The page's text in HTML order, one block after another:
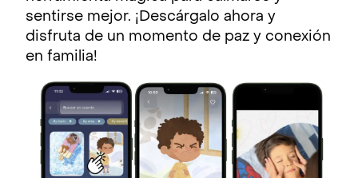
sentirse mejor. ¡Descárgalo ahora y
disfruta de un momento de paz y conexión
en familia!